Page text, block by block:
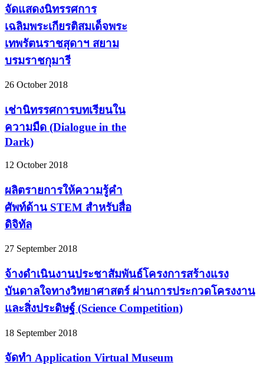
จัดแสดงนิทรรศการ
เฉลิมพระเกียรติสมเด็จพระ
เทพรัตนราชสุดาฯ สยาม
บรมราชกุมารี
26 October 2018
เช่านิทรรศการบทเรียนใน
ความมืด (Dialogue in the
Dark)
12 October 2018
ผลิตรายการให้ความรู้คำ
ศัพท์ด้าน STEM สำหรับสื่อ
ดิจิทัล
27 September 2018
จ้างดำเนินงานประชาสัมพันธ์โครงการสร้างแรง
บันดาลใจทางวิทยาศาสตร์ ผ่านการประกวดโครงงาน
และสิ่งประดิษฐ์ (Science Competition)
18 September 2018
จัดทำ Application Virtual Museum